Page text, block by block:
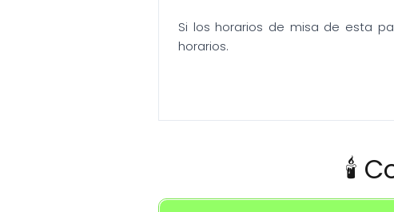
Si los horarios de misa de esta
horarios.
🕯️